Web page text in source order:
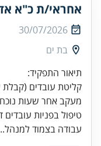
אחראי/ת כ"א
30/07/2026
בת ים
טיפול בפניות
עבודה בצמוד